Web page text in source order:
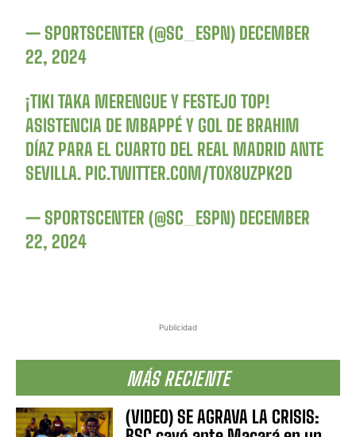
Publicidad
MÁS RECIENTE
(VIDEO) SE AGRAVA LA CRISIS:
— SPORTSCENTER (@SC_ESPN) DECEMBER
22, 2024
¡TIKI TAKA MERENGUE Y FESTEJO TOP!
ASISTENCIA DE MBAPPÉ Y GOL DE BRAHIM
DÍAZ PARA EL CUARTO DEL REAL MADRID ANTE
SEVILLA. PIC.TWITTER.COM/T0X8UZPK2D
— SPORTSCENTER (@SC_ESPN) DECEMBER
22, 2024